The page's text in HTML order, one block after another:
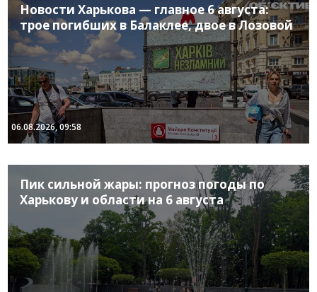
Новости Харькова — главное 6 августа:
трое погибших в Балаклее, двое в Лозовой
06.08.2026, 09:58
Пик сильной жары: прогноз погоды по
Харькову и области на 6 августа